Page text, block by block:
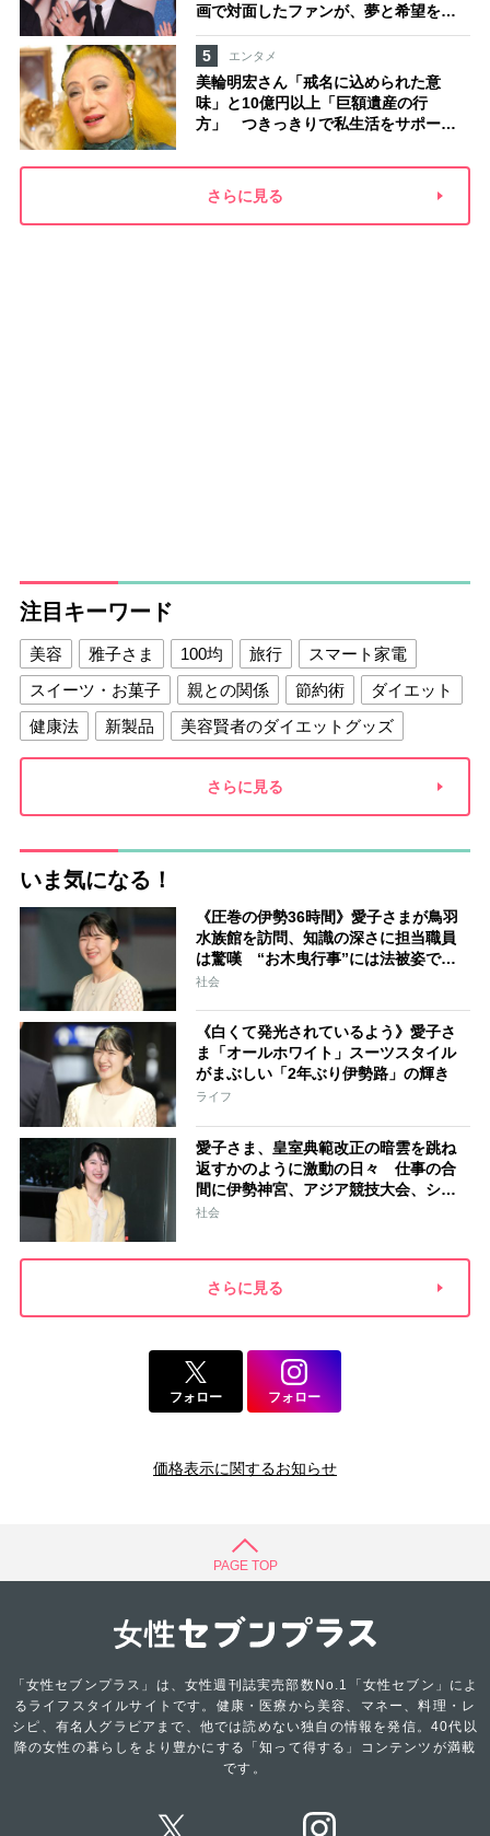
画で対面したファンが、夢と希望を与
える心遣いに「うれしくて号泣しまし
た」
5 エンタメ
美輪明宏さん「戒名に込められた意
味」と10億円以上「巨額遺産の行
方」 つきっきりで私生活をサポート
さらに見る
注目キーワード
美容 雅子さま 100均 旅行
スマート家電
スイーツ・お菓子
親との関係 節約術
ダイエット
健康法
新製品
美容賢者のダイエットグッズ
夫との関係
新津春子 どか食い
さらに見る
いま気になる！
《圧巻の伊勢36時間》愛子さまが鳥羽
水族館を訪問、知識の深さに担当職員
は驚嘆 “お木曳行事”には法被姿で参
加「市民に交じって一生懸命引いてお
社会
《白くて発光されているよう》愛子さ
ま「オールホワイト」スーツスタイル
がまぶしい「2年ぶり伊勢路」の輝き
ライフ
愛子さま、皇室典範改正の暗雲を跳ね
返すかのように激動の日々 仕事の合
間に伊勢神宮、アジア競技大会、シン
ガポール…スケジュールはびっしり
社会
さらに見る
フォロー フォロー
価格表示に関するお知らせ
PAGE TOP
「女性セブンプラス」は、女性週刊誌実売部数No.1「女性セブン」によ
るライフスタイルサイトです。健康・医療から美容、マネー、料理・レ
シピ、有名人グラビアまで、他では読めない独自の情報を発信。40代以
降の女性の暮らしをより豊かにする「知って得する」コンテンツが満載
です。